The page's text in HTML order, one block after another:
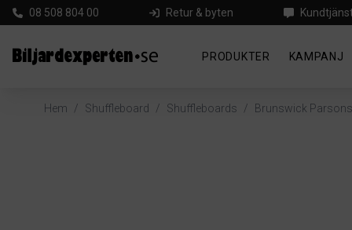
08 508 804 00 Retur & byten
PRODUKTER KAMPANJ
Hem / Shuffleboard / Shuffleboards / Brunswick